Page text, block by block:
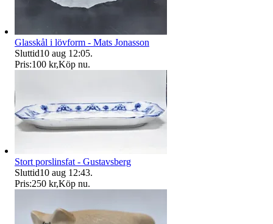
Glasskål i lövform - Mats Jonasson
Sluttid10 aug 12:05.
Pris:100 kr,Köp nu.
Stort porslinsfat - Gustavsberg
Sluttid10 aug 12:43.
Pris:250 kr,Köp nu.